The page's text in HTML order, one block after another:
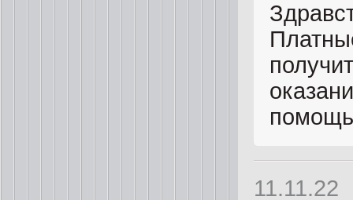
помощь
11.11.22